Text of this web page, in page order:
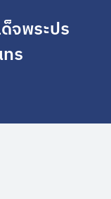
จพระปร
ร